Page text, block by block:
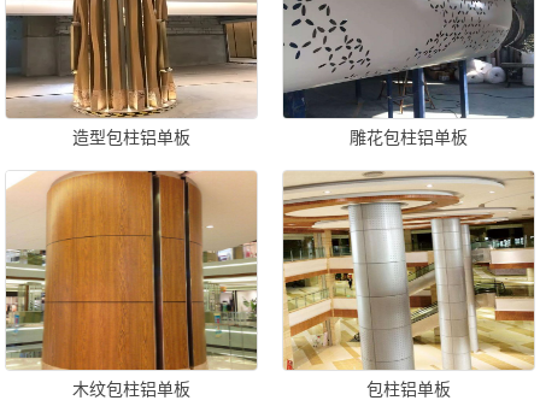
造型包柱铝单板 雕花包柱铝单板
木纹包柱铝单板 包柱铝单板